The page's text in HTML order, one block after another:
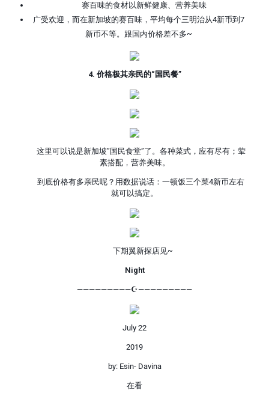
赛百味的食材以新鲜健康、营养美味
广受欢迎，而在新加坡的赛百味，平均每个三明治从4新币到7
新币不等。跟国内价格差不多~
4. 价格极其亲民的“国民餐”
这里可以说是新加坡”国民食堂”了。各种菜式，应有尽有；荤
素搭配，营养美味。
到底价格有多亲民呢？用数据说话：一顿饭三个菜4新币左右
就可以搞定。
下期翼新探店见~
Night
—————————☪—————————
July 22
2019
by: Esin- Davina
在看